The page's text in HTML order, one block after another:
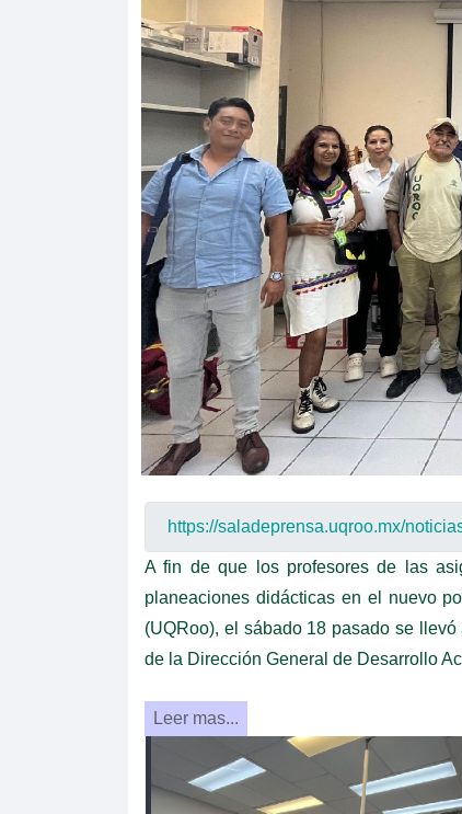
A fin de que los profesores de las
planeaciones didácticas en el nuevo
(UQRoo), el sábado 18 pasado se
de la Dirección General de Desarrollo
Leer mas...